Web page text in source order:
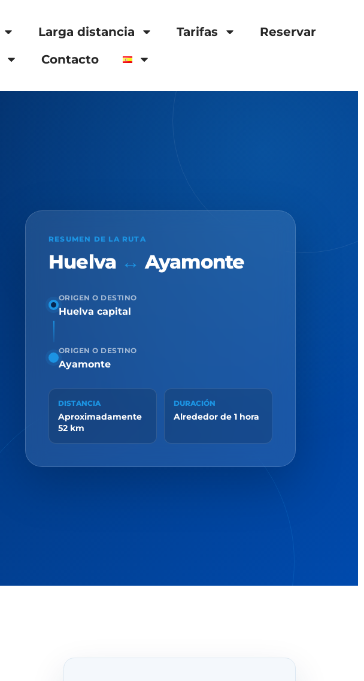
Larga distancia Tarifas
Reservar
Contacto
RESUMEN DE LA RUTA
Huelva ↔ Ayamonte
ORIGEN O DESTINO
Huelva capital
ORIGEN O DESTINO
Ayamonte
DISTANCIA
Aproximadamente
52 km
DURACIÓN
Alrededor de 1 hora